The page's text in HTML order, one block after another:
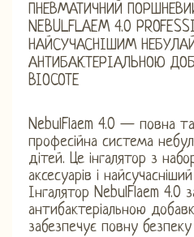
ПНЕВМАТИЧНИЙ
NEBULFLAEM 4.0
НАЙСУЧАСНІШИМ
АНТИБАКТЕРІАЛЬНОЮ
BIOCOTE
NebulFlaem 4.0 — повна
професійна система
дітей. Це інгалятор з
аксесуарів і
Інгалятор NebulFlaem 4.0
антибактеріальною
забезпечує повну